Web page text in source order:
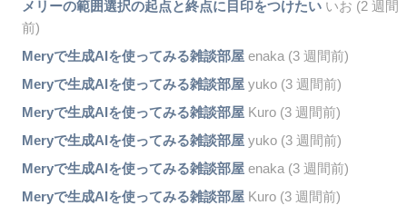
メリーの範囲選択の起点と終点に目印をつけたいいお (2 週間
前)
Meryで生成AIを使ってみる雑談部屋enaka (3 週間前)
Meryで生成AIを使ってみる雑談部屋yuko (3 週間前)
Meryで生成AIを使ってみる雑談部屋Kuro (3 週間前)
Meryで生成AIを使ってみる雑談部屋yuko (3 週間前)
Meryで生成AIを使ってみる雑談部屋enaka (3 週間前)
Meryで生成AIを使ってみる雑談部屋Kuro (3 週間前)